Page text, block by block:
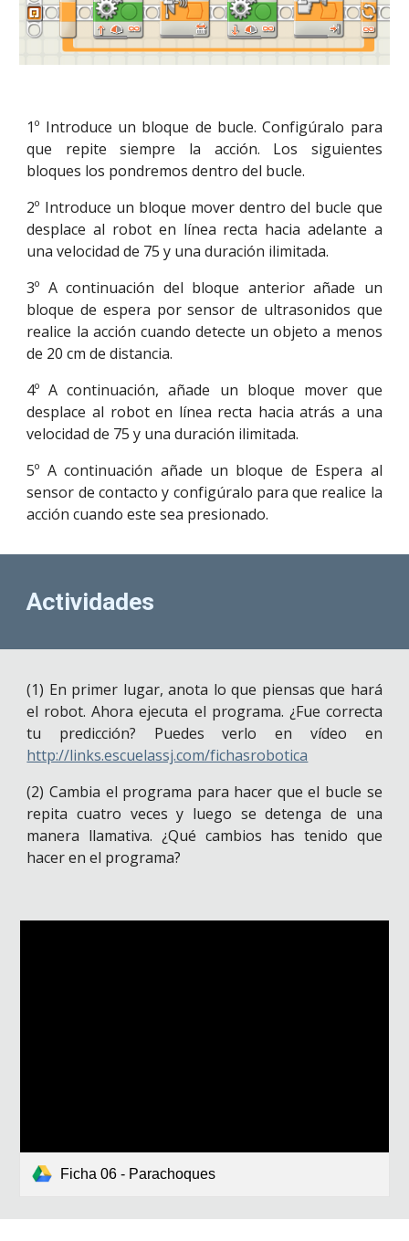
1º Introduce un bloque de bucle. Configúralo para
que repite siempre la acción. Los siguientes
bloques los pondremos dentro del bucle.
2º Introduce un bloque mover dentro del bucle que
desplace al robot en línea recta hacia adelante a
una velocidad de 75 y una duración ilimitada.
3º A continuación del bloque anterior añade un
bloque de espera por sensor de ultrasonidos que
realice la acción cuando detecte un objeto a menos
de 20 cm de distancia.
4º A continuación, añade un bloque mover que
desplace al robot en línea recta hacia atrás a una
velocidad de 75 y una duración ilimitada.
5º A continuación añade un bloque de Espera al
sensor de contacto y configúralo para que realice la
acción cuando este sea presionado.
Actividades
(1) En primer lugar, anota lo que piensas que hará
el robot. Ahora ejecuta el programa. ¿Fue correcta
tu predicción? Puedes verlo en vídeo en
http://links.escuelassj.com/fichasrobotica
(2) Cambia el programa para hacer que el bucle se
repita cuatro veces y luego se detenga de una
manera llamativa. ¿Qué cambios has tenido que
hacer en el programa?
Ficha 06 - Parachoques